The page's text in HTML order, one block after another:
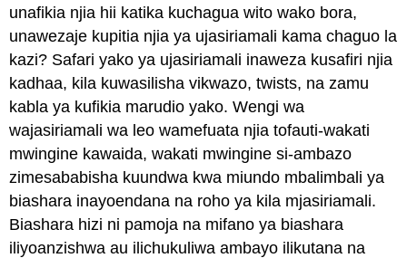
unafikia njia hii katika kuchagua wito wako bora,
unawezaje kupitia njia ya ujasiriamali kama chaguo la
kazi? Safari yako ya ujasiriamali inaweza kusafiri njia
kadhaa, kila kuwasilisha vikwazo, twists, na zamu
kabla ya kufikia marudio yako. Wengi wa
wajasiriamali wa leo wamefuata njia tofauti-wakati
mwingine kawaida, wakati mwingine si-ambazo
zimesababisha kuundwa kwa miundo mbalimbali ya
biashara inayoendana na roho ya kila mjasiriamali.
Biashara hizi ni pamoja na mifano ya biashara
iliyoanzishwa au ilichukuliwa ambayo ilikutana na